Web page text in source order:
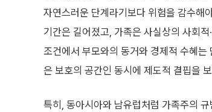
자연스러운 단계라기보다 위험을 감수해
기간은 길어졌고, 가족은 사실상의 사회
조건에서 부모와의 동거와 경제적 수혜
은 보호의 공간인 동시에 제도적 결핍을
특히, 동아시아와 남유럽처럼 가족주의